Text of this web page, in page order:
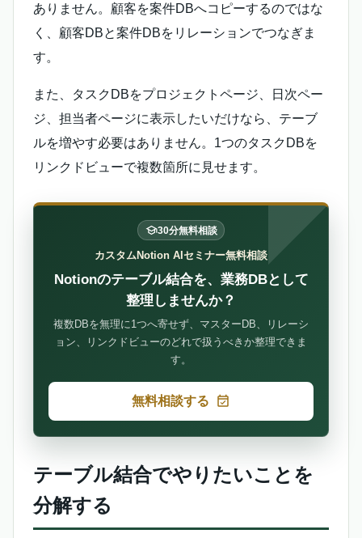
ありません。顧客を案件DBへコピーするのではな
く、顧客DBと案件DBをリレーションでつなぎま
す。
また、タスクDBをプロジェクトページ、日次ペー
ジ、担当者ページに表示したいだけなら、テーブ
ルを増やす必要はありません。1つのタスクDBを
リンクドビューで複数箇所に見せます。
30分無料相談
カスタムNotion AIセミナー無料相談
Notionのテーブル結合を、業務DBとして
整理しませんか？
複数DBを無理に1つへ寄せず、マスターDB、リレーシ
ョン、リンクドビューのどれで扱うべきか整理できま
す。
無料相談する
テーブル結合でやりたいことを
分解する